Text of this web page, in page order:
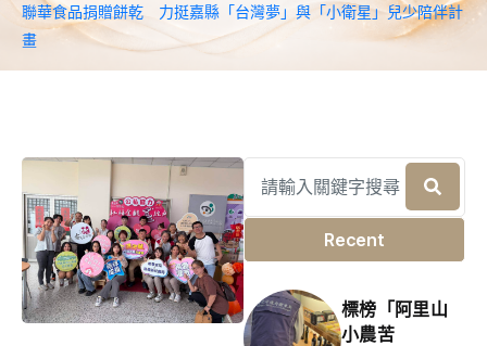
聯華食品捐贈餅乾 力挺嘉縣「台灣夢」與「小衛星」兒少陪伴計
畫
Recent
標榜「阿里山
小農苦